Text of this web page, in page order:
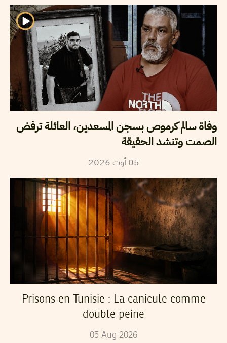
وفاة سالم كرموص بسجن المسعدين، العائلة ترفض
الصمت وتنشد الحقيقة
05 أوت2026
Prisons en Tunisie : La canicule comme
double peine
05 Aug 2026